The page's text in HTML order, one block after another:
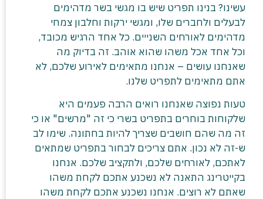
עשינו? בנינו תפריט שיש בו מגשי בשר מדהימים
לבעלים ולחברים שלו, ומגשי ירקות וחלבון צמחי
מדהימים לאורחים השנייים. כל אחד הרגיש מכובד,
וכל אחד אכל משהו שהוא אוהב. זה בדיוק מה
שאנחנו עושים – אנחנו מתאימים לאירוע שלכם, לא
אתם מתאימים לתפריט שלנו.
טעות נפוצה שאנחנו רואים הרבה פעמים היא
שלקוחות בוחרים בתפריט בשרי כי זה "מרשים" או כי
זה מה שהם חושבים שצריך להיות בחתונה. שימו לב
ש-זה לא נכון. אתם צריכים לבחור בתפריט שמתאים
לאתכם, לאורחים שלכם, ולתקציב שלכם. אנחנו
בקייטרינג התאנה לא נשכנע אתכם לקחת משהו
שאתם לא רוצים. אנחנו נשכנע אתכם לקחת משהו